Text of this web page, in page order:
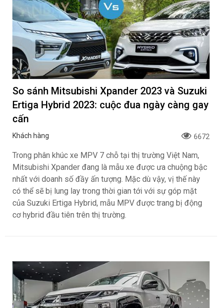
So sánh Mitsubishi Xpander 2023 và Suzuki
Ertiga Hybrid 2023: cuộc đua ngày càng gay
cấn
Khách hàng 6672
Trong phân khúc xe MPV 7 chỗ tại thị trường Việt Nam,
Mitsubishi Xpander đang là mẫu xe được ưa chuộng bậc
nhất với doanh số đầy ấn tượng. Mặc dù vậy, vị thế này
có thể sẽ bị lung lay trong thời gian tới với sự góp mặt
của Suzuki Ertiga Hybrid, mẫu MPV được trang bị động
cơ hybrid đầu tiên trên thị trường.